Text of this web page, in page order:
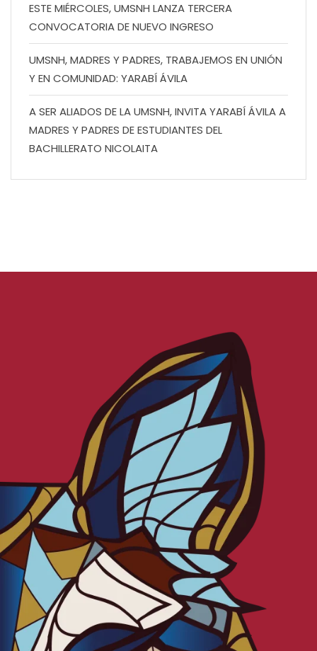
ESTE MIÉRCOLES, UMSNH LANZA TERCERA
CONVOCATORIA DE NUEVO INGRESO
UMSNH, MADRES Y PADRES, TRABAJEMOS EN UNIÓN
Y EN COMUNIDAD: YARABÍ ÁVILA
A SER ALIADOS DE LA UMSNH, INVITA YARABÍ ÁVILA A
MADRES Y PADRES DE ESTUDIANTES DEL
BACHILLERATO NICOLAITA